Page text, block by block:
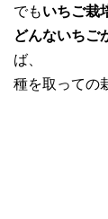
でもいちご栽
どんないちご
ば、
種を取っての